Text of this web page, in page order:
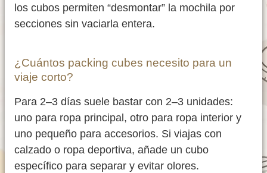
los cubos permiten “desmontar” la mochila por
secciones sin vaciarla entera.
¿Cuántos packing cubes necesito para un
viaje corto?
Para 2–3 días suele bastar con 2–3 unidades:
uno para ropa principal, otro para ropa interior y
uno pequeño para accesorios. Si viajas con
calzado o ropa deportiva, añade un cubo
específico para separar y evitar olores.